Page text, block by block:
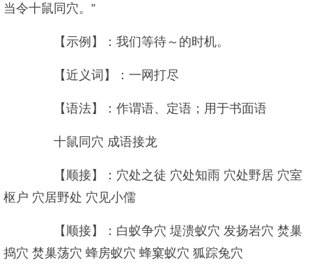
当令十鼠同穴。”
【示例】：我们等待～的时机。
【近义词】：一网打尽
【语法】：作谓语、定语；用于书面语
十鼠同穴 成语接龙
【顺接】：穴处之徒 穴处知雨 穴处野居 穴室
枢户 穴居野处 穴见小儒
【顺接】：白蚁争穴 堤溃蚁穴 发扬岩穴 焚巢
捣穴 焚巢荡穴 蜂房蚁穴 蜂窠蚁穴 狐踪兔穴